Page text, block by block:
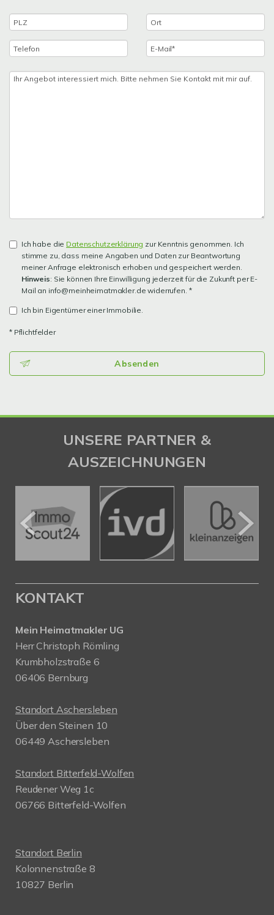
Ich habe die Datenschutzerklärung zur Kenntnis genommen. Ich
stimme zu, dass meine Angaben und Daten zur Beantwortung
meiner Anfrage elektronisch erhoben und gespeichert werden.
Hinweis: Sie können Ihre Einwilligung jederzeit für die Zukunft per E-
Mail an info@meinheimatmakler.de widerrufen. *
Ich bin Eigentümer einer Immobilie.
* Pflichtfelder
Absenden
UNSERE PARTNER &
AUSZEICHNUNGEN
KONTAKT
Mein Heimatmakler UG
Herr Christoph Römling
Krumbholzstraße 6
06406 Bernburg
Standort Aschersleben
Über den Steinen 10
06449 Aschersleben
Standort Bitterfeld-Wolfen
Reudener Weg 1c
06766 Bitterfeld-Wolfen
Standort Berlin
Kolonnenstraße 8
10827 Berlin